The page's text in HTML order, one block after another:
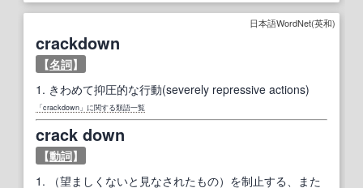
日本語WordNet(英和)
crackdown
【名詞】
1. きわめて抑圧的な行動(severely repressive actions)
「crackdown」に関する類語一覧
crack down
【動詞】
1. （望ましくないと見なされたもの）を制止する、また